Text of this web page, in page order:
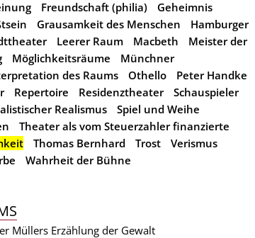
Freundschaft (philia)
Geheimnis
Grausamkeit des Menschen
Hamburger
Leerer Raum Macbeth
Meister der
Möglichkeitsräume
Münchner
des Raums Othello
Peter Handke
Repertoire Residenztheater
Schauspieler
Realismus
Spiel und Weihe
Theater als vom Steuerzahler finanzierte
Thomas Bernhard Trost
Verismus
Wahrheit der Bühne
Müllers Erzählung der Gewalt